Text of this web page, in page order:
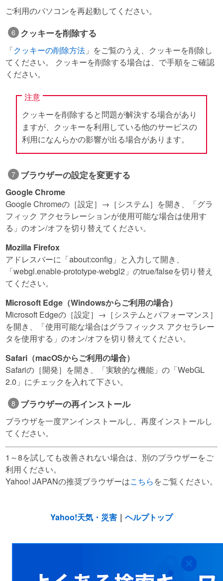
ご利用のパソコンを再起動してください。
クッキーを削除する
「クッキーの削除方法 」をご覧のうえ、クッキーを削除し
てください。 クッキーを削除する場合は、で手順をご確認
ください。
注意
クッキーを削除すると問題が解決する場合があり
ますが、クッキーを利用している他のサービスの
利用になんらかの影響が出る場合があります。
ブラウザーの設定を変更する
Google Chrome
Google Chromeの［設定］→［システム］を開き、「グラ
フィック アクセラレーションが使用可能な場合は使用す
る」のオン/オフを切り替えてください。
Mozilla Firefox
アドレスバーに「about:config」と入力して開き、
「webgl.enable-prototype-webgl2」のtrue/falseを切り替え
てください。
Microsoft Edge（Windowsからご利用の場合）
Microsoft Edgeの［設定］→［システムとパフォーマンス］
を開き、「使用可能な場合はグラフィックス アクセラレー
タを使用する」のオン/オフを切り替えてください。
Safari（macOSからご利用の場合）
Safariの［開発］を開き、「実験的な機能」の「WebGL
2.0」にチェックを入れて下さい。
ブラウザーの再インストール
ブラウザを一度アンインストールし、再度インストールし
てください。
1～8を試しても改善されない場合は、別のブラウザーをご
利用ください。
Yahoo! JAPANの推奨ブラウザーはこちらをご覧ください。
Yahoo!天気・災害 ｜ ヘルプトップ